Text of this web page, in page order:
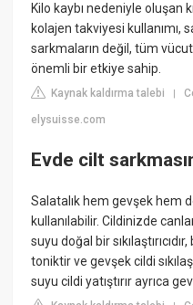
Kilo kaybı nedeniyle oluşan
kolajen takviyesi kullanımı,
sarkmaların değil, tüm
önemli bir etkiye sahip.
Kaynak kaldırma talebi |
elysuisse.com
Evde cilt
Salatalık hem gevşek hem
kullanılabilir. Cildinizde
suyu doğal bir
toniktir ve gevşek cildi
suyu cildi yatıştırır ayrıca